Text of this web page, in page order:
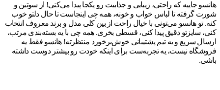
هانسو جاییه که راحتی، زیبایی و جذابیت رو یکجا پیدا می‌کنی! از سوتین و
شورت گرفته تا لباس خواب و خونه، همه چی اینجاست تا حال دلتو خوب
کنه. تو هانسو می‌تونی با خیال راحت از بین کلی مدل و برند معروف انتخاب
کنی، سایزتو دقیق پیدا کنی، قسطی بخری. همه چی با یه بسته‌بندی مرتب،
ارسال سریع و یه تیم پشتیبانی خوش‌برخورد منتظرته! هانسو فقط یه
فروشگاه نیست، یه تجربه‌ست برای اینکه خودت رو بیشتر دوست داشته
باشی.